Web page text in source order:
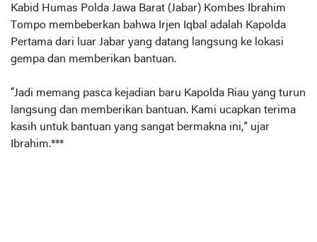
Kabid Humas Polda Jawa Barat (Jabar) Kombes Ibrahim
Tompo membeberkan bahwa Irjen Iqbal adalah Kapolda
Pertama dari luar Jabar yang datang langsung ke lokasi
gempa dan memberikan bantuan.
“Jadi memang pasca kejadian baru Kapolda Riau yang turun
langsung dan memberikan bantuan. Kami ucapkan terima
kasih untuk bantuan yang sangat bermakna ini,” ujar
Ibrahim.***